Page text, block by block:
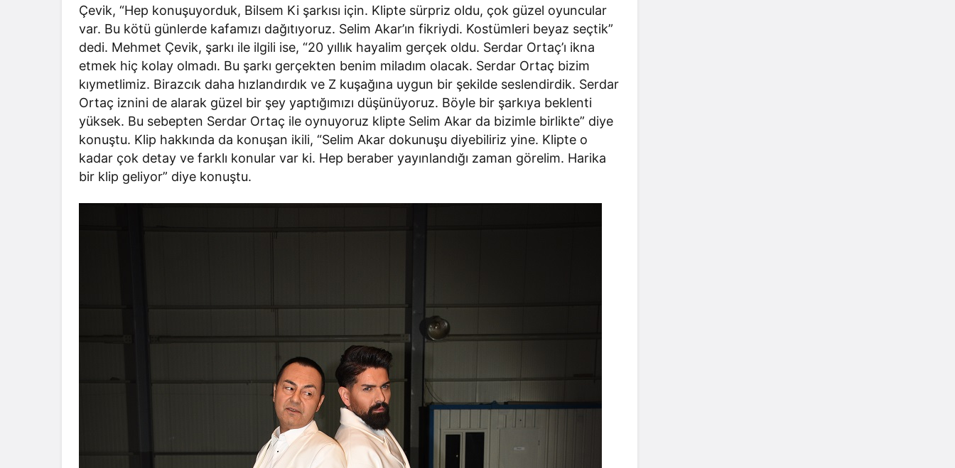
Çevik, “Hep konuşuyorduk, Bilsem Ki şarkısı için. Klipte sürpriz oldu, çok güzel oyuncular
var. Bu kötü günlerde kafamızı dağıtıyoruz. Selim Akar’ın fikriydi. Kostümleri beyaz seçtik”
dedi. Mehmet Çevik, şarkı ile ilgili ise, “20 yıllık hayalim gerçek oldu. Serdar Ortaç’ı ikna
etmek hiç kolay olmadı. Bu şarkı gerçekten benim miladım olacak. Serdar Ortaç bizim
kıymetlimiz. Birazcık daha hızlandırdık ve Z kuşağına uygun bir şekilde seslendirdik. Serdar
Ortaç iznini de alarak güzel bir şey yaptığımızı düşünüyoruz. Böyle bir şarkıya beklenti
yüksek. Bu sebepten Serdar Ortaç ile oynuyoruz klipte Selim Akar da bizimle birlikte” diye
konuştu. Klip hakkında da konuşan ikili, “Selim Akar dokunuşu diyebiliriz yine. Klipte o
kadar çok detay ve farklı konular var ki. Hep beraber yayınlandığı zaman görelim. Harika
bir klip geliyor” diye konuştu.